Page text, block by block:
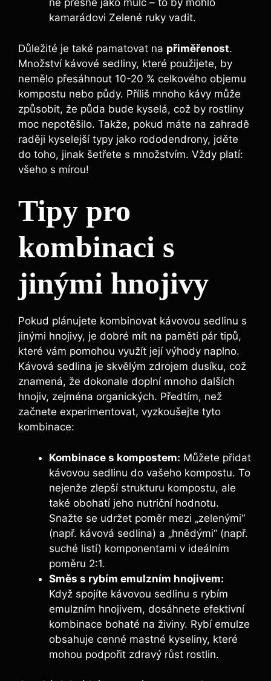
ne přesně jako mulč –‌ to by mohlo
kamarádovi Zelené ruky vadit.
Důležité je také pamatovat na přiměřenost.
Množství kávové sedliny, které použijete,‌ by
nemělo přesáhnout 10-20 % celkového objemu
kompostu nebo půdy. Příliš mnoho kávy může
způsobit, že půda bude kyselá, což by rostliny
moc nepotěšilo. Takže, pokud máte na‌ zahradě
raději kyselejší typy ⁤jako rododendrony, jděte​
do toho, jinak šetřete s ​množstvím. Vždy platí:
všeho s mírou!
Tipy pro
kombinaci ⁢s
jinými hnojivy
Pokud plánujete kombinovat ⁢kávovou ​sedlinu s
jinými hnojivy, je ⁤dobré mít na ‍paměti pár tipů,
které vám pomohou využít její výhody naplno.
Kávová⁢ sedlina je skvělým zdrojem dusíku, což
znamená, že dokonale doplní mnoho dalších
hnojiv, zejména organických. Předtím, než
začnete experimentovat, vyzkoušejte tyto⁢
kombinace:
Kombinace ‍s kompostem: Můžete přidat
kávovou sedlinu do vašeho kompostu. To
nejenže zlepší‌ strukturu kompostu, ale
‌také ⁢obohatí jeho nutriční hodnotu.
Snažte se ‍udržet⁤ poměr mezi „zelenými“ ​
(např. kávová⁢ sedlina) a „hnědými“ (např.
suché listí) komponentami v ideálním
poměru ⁣2:1.
Směs s rybím emulzním hnojivem:
Když spojíte kávovou ⁤sedlinu⁣ s rybím
emulzním⁣ hnojivem, dosáhnete efektivní
kombinace bohaté na živiny.‌ Rybí ​emulze
obsahuje ​cenné mastné kyseliny, které
mohou podpořit zdravý růst rostlin.